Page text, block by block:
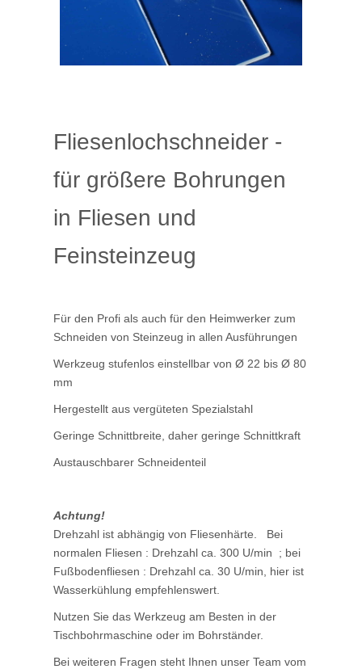
Fliesenlochschneider -
für größere Bohrungen
in Fliesen und
Feinsteinzeug
Für den Profi als auch für den Heimwerker zum
Schneiden von Steinzeug in allen Ausführungen
Werkzeug stufenlos einstellbar von Ø 22 bis Ø 80
mm
Hergestellt aus vergüteten Spezialstahl
Geringe Schnittbreite, daher geringe Schnittkraft
Austauschbarer Schneidenteil
Achtung!
Drehzahl ist abhängig von Fliesenhärte. Bei
normalen Fliesen : Drehzahl ca. 300 U/min ; bei
Fußbodenfliesen : Drehzahl ca. 30 U/min, hier ist
Wasserkühlung empfehlenswert.
Nutzen Sie das Werkzeug am Besten in der
Tischbohrmaschine oder im Bohrständer.
Bei weiteren Fragen steht Ihnen unser Team vom